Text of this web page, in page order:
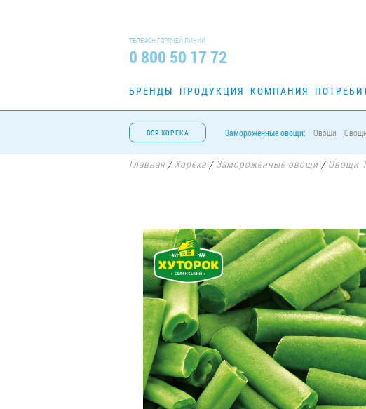
ТЕЛЕФОН ГОРЯЧЕЙ ЛИНИИ
0 800 50 17 72
БРЕНДЫ ПРОДУКЦИЯ КОМПАНИЯ
ВСЯ ХОРЕКА Замороженные овощи: Овощи
Главная / Хорека / Замороженные овощи / Овощи